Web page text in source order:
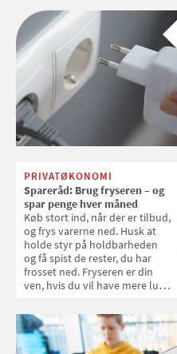
parkering. Samvirke giver dig
de grundlæggende regler
PRIVATØKONOMI
Spareråd: Brug fryseren – og
spar penge hver måned
Køb stort ind, når der er tilbud,
og frys varerne ned. Husk at
holde styr på holdbarheden
og få spist de rester, du har
frosset ned. Fryseren er din
ven, hvis du vil have mere luft i